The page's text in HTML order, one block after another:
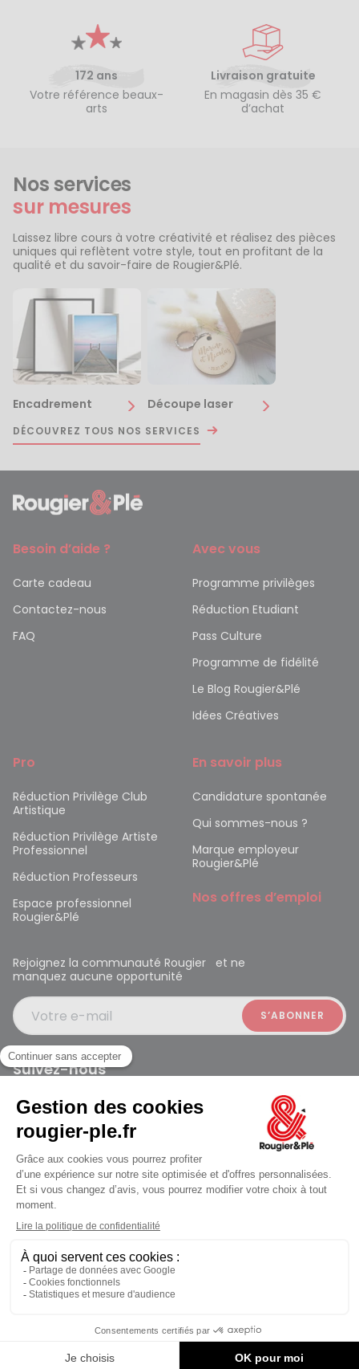
jusqu'au Vendredi à 10:00
172 ans
Votre référence beaux-
arts
Livraison gratuite
En magasin dès 35 €
d’achat
Nos services
sur mesures
Laissez libre cours à votre créativité et réalisez des pièces
uniques qui reflètent votre style, tout en profitant de la
qualité et du savoir-faire de Rougier&Plé.
Encadrement Découpe laser
DÉCOUVREZ TOUS NOS SERVICES
Besoin d’aide ?
Carte cadeau
Contactez-nous
FAQ
Avec vous
Programme privilèges
Réduction Etudiant
Pass Culture
Programme de fidélité
Le Blog Rougier&Plé
Idées Créatives
Pro
Réduction Privilège Club
Artistique
Réduction Privilège Artiste
Professionnel
Réduction Professeurs
Espace professionnel
Rougier&Plé
En savoir plus
Candidature spontanée
Qui sommes-nous ?
Marque employeur
Rougier&Plé
Nos offres d’emploi
Rejoignez la communauté Rougier et ne
manquez aucune opportunité
Votre e-mail
Suivez-nous
Rougier et Plé 2024 Copyright
Mentions légales
Conditions générales des ventes
Données personnelles
Paiement sécurisé